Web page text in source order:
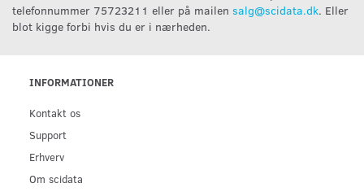
telefonnummer 75723211 eller på mailen salg@scidata.dk. Eller
blot kigge forbi hvis du er i nærheden.
INFORMATIONER
Kontakt os
Support
Erhverv
Om scidata